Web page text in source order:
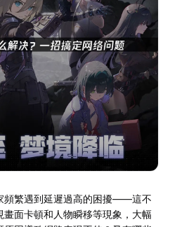
頻繁遇到延遲過高的困擾——這不
面卡頓和人物瞬移等現象，大幅